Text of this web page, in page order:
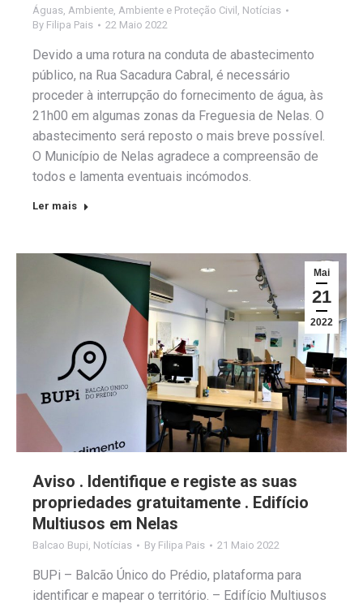
Águas, Ambiente, Ambiente e Proteção Civil , Notícias
By Filipa Pais 22 Maio 2022
Devido a uma rotura na conduta de abastecimento
público, na Rua Sacadura Cabral, é necessário
proceder à interrupção do fornecimento de água, às
21h00 em algumas zonas da Freguesia de Nelas. O
abastecimento será reposto o mais breve possível.
O Município de Nelas agradece a compreensão de
todos e lamenta eventuais incómodos.
Ler mais
Mai
21
2022
Aviso . Identifique e registe as suas
propriedades gratuitamente . Edifício
Multiusos em Nelas
Balcao Bupi Notícias By Filipa Pais 21 Maio 2022
BUPi – Balcão Único do Prédio, plataforma para
identificar e mapear o território. – Edifício Multiusos